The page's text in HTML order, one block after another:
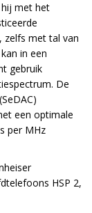
hij met het
met tal van
in een
gebruik
De
een optimale
per MHz
HSP 2,